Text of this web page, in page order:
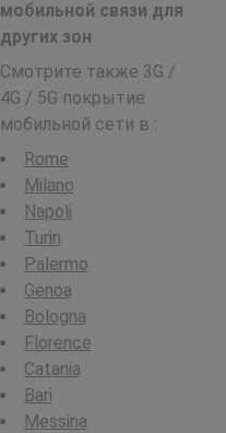
мобильной связи для
других зон
Смотрите также 3G /
4G / 5G покрытие
мобильной сети в :
Rome
Milano
Napoli
Turin
Palermo
Genoa
Bologna
Florence
Catania
Bari
Messina